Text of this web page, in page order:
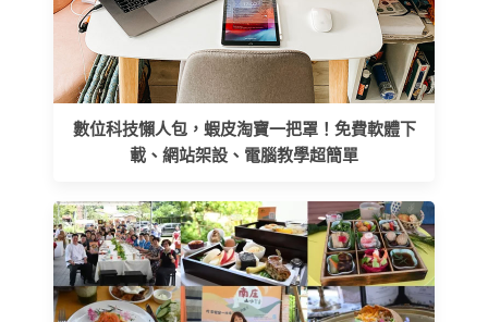
數位科技懶人包，蝦皮淘寶一把罩！免費軟體下
載、網站架設、電腦教學超簡單